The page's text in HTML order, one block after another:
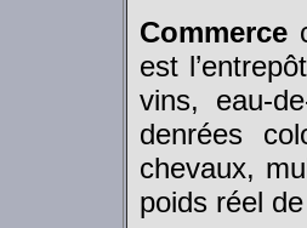
Commerce
est
vins, eau-
denrées
chevaux,
poids réel